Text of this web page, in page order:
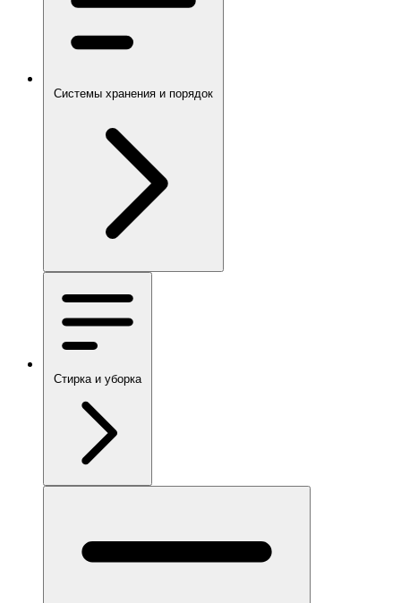
Системы хранения и порядок
Стирка и уборка